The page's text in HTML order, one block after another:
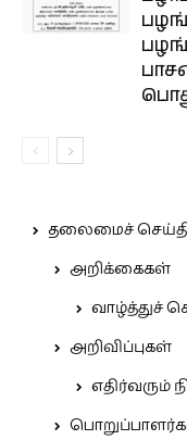
தலைமைச்
அறிக்கைகள்
வாழ்த்துச்
அறிவிப்புகள்
எதிர்வரும்